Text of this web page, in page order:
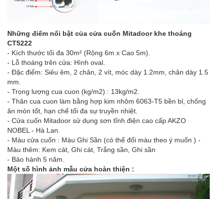
Những điểm nổi bật của cửa cuốn Mitadoor khe thoáng
CT5222
- Kích thước tối đa 30m² (Rộng 6m x Cao 5m).
- Lỗ thoáng trên cửa: Hình oval.
- Đặc điểm: Siêu êm, 2 chân, 2 vít, móc dày 1.2mm, chân dày 1.5
mm.
- Trọng lượng cua cuon (kg/m2) : 13kg/m2.
- Thân cua cuon làm bằng hợp kim nhôm 6063-T5 bền bỉ, chống
ăn mòn tốt, hạn chế tối đa sự truyền nhiệt.
- Cửa cuốn Mitadoor sử dụng sơn tĩnh điện cao cấp AKZO
NOBEL - Hà Lan.
- Màu cửa cuốn : Màu Ghi Sần (có thể đổi màu theo ý muốn ) -
Màu thêm: Kem cát, Ghi cát, Trắng sần, Ghi sần
- Bảo hành 5 năm.
Một số hình ảnh mẫu cửa hoàn thiện :